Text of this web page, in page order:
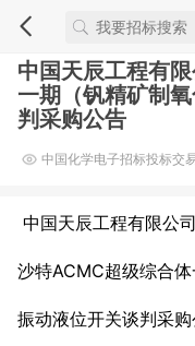
中国天辰工程有
一期（钒精矿制
判采购公告
中国化学电子招标投标交
中国天辰工程有限公司
沙特ACMC超级综合
振动液位开关谈判采